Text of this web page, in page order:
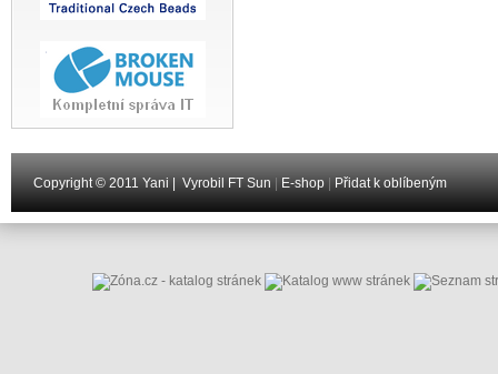
Copyright © 2011 Yani | Vyrobil FT Sun E-shop Přidat k oblíbeným